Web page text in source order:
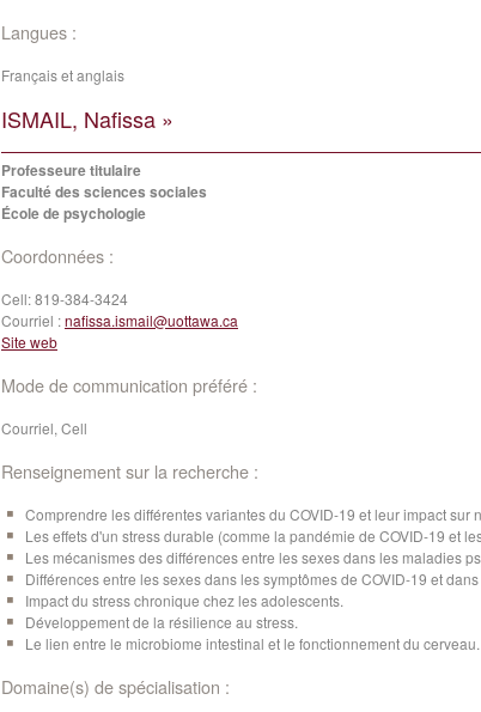
Langues :
Français et anglais
ISMAIL, Nafissa »
Professeure titulaire
Faculté des sciences sociales
École de psychologie
Coordonnées :
Cell:819-384-3424
Courriel :nafissa.ismail@uottawa.ca
Site web
Mode de communication préféré :
Courriel, Cell
Renseignement sur la recherche :
Comprendre les différentes variantes du COVID-19 et leur impact sur
Les effets d'un stress durable (comme la pandémie de COVID-19 et
Les mécanismes des différences entre les sexes dans les maladies
Différences entre les sexes dans les symptômes de COVID-19 et
Impact du stress chronique chez les adolescents.
Développement de la résilience au stress.
Le lien entre le microbiome intestinal et le fonctionnement du cerveau.
Domaine(s) de spécialisation :